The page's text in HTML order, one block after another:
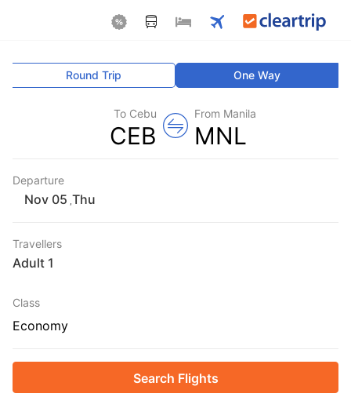
One Way
Round Trip
From Manila
MNL
To Cebu
CEB
Departure
Thu
Travellers
1 Adult
Class
Economy